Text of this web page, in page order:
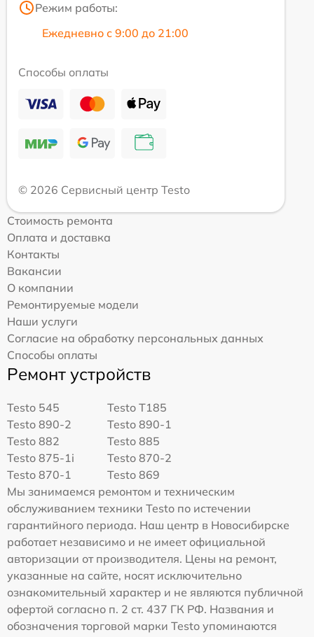
Режим работы:
Ежедневно с 9:00 до 21:00
Способы оплаты
© 2026 Сервисный центр Testo
Стоимость ремонта
Оплата и доставка
Контакты
Вакансии
О компании
Ремонтируемые модели
Наши услуги
Согласие на обработку персональных данных
Способы оплаты
Ремонт устройств
Testo 545
Testo T185
Testo 890-2
Testo 890-1
Testo 882
Testo 885
Testo 875-1i
Testo 870-2
Testo 870-1
Testo 869
Мы занимаемся ремонтом и техническим
обслуживанием техники Testo по истечении
гарантийного периода. Наш центр в Новосибирске
работает независимо и не имеет официальной
авторизации от производителя. Цены на ремонт,
указанные на сайте, носят исключительно
ознакомительный характер и не являются публичной
офертой согласно п. 2 ст. 437 ГК РФ. Названия и
обозначения торговой марки Testo упоминаются